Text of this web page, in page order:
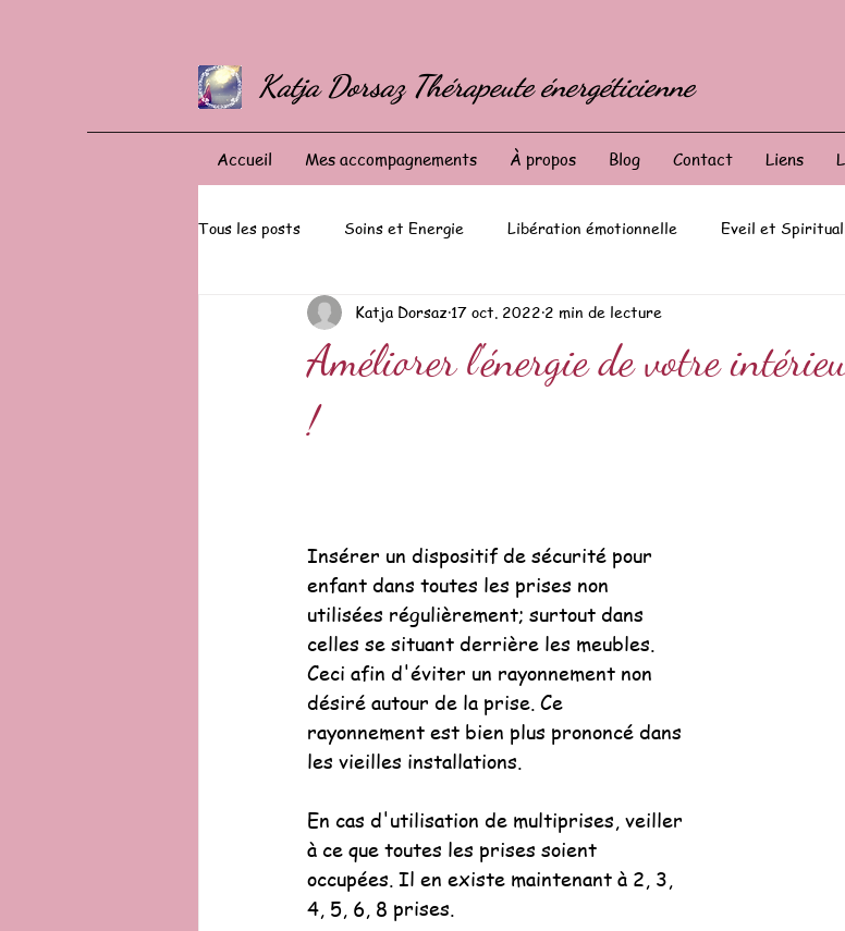
Katja Dorsaz Thérapeute énergéticienne
Accueil Mes accompagnements À propos Blog Contact Liens
Tous les posts Soins et Energie Libération émotionnelle Eveil et
Améliorer l'énergie de votre
!
Katja Dorsaz 17 oct. 2022 2 min de lecture
Insérer un dispositif de sécurité pour
enfant dans toutes les prises non
utilisées régulièrement; surtout dans
celles se situant derrière les meubles.
Ceci afin d'éviter un rayonnement non
désiré autour de la prise. Ce
rayonnement est bien plus prononcé dans
les vieilles installations.
En cas d'utilisation de multiprises, veiller
à ce que toutes les prises soient
occupées. Il en existe maintenant à 2, 3,
4, 5, 6, 8 prises.